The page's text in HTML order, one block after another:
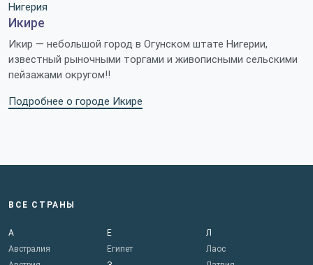
Нигерия
Икире
Икир — небольшой город в Огунском штате Нигерии,
известный рыночными торгами и живописными сельскими
пейзажами округом!!
Подробнее о городе Икире
ВСЕ СТРАНЫ
А
Австралия
Е
Египет
Л
Лаос